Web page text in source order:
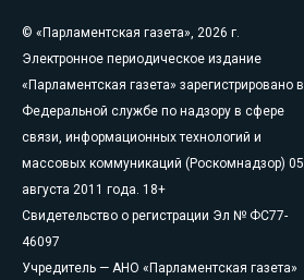
© «Парламентская газета», 2026 г.
Электронное периодическое издание
«Парламентская газета» зарегистрировано в
Федеральной службе по надзору в сфере
связи, информационных технологий и
массовых коммуникаций (Роскомнадзор) 05
августа 2011 года. 18+
Свидетельство о регистрации Эл № ФС77-
46097
Учредитель — АНО «Парламентская газета»